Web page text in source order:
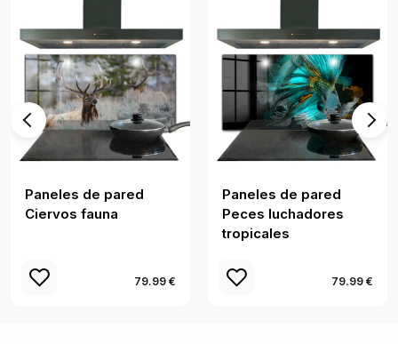
Paneles de pared
Ciervos fauna
79.99 €
Paneles de pared
Peces luchadores
tropicales
79.99 €